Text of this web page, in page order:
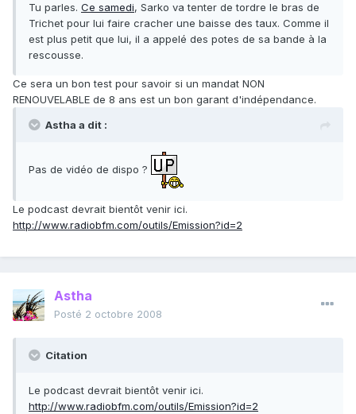
Tu parles. Ce samedi, Sarko va tenter de tordre le bras de
Trichet pour lui faire cracher une baisse des taux. Comme il
est plus petit que lui, il a appelé des potes de sa bande à la
rescousse.
Ce sera un bon test pour savoir si un mandat NON
RENOUVELABLE de 8 ans est un bon garant d'indépendance.
Astha a dit :
Pas de vidéo de dispo ?
Le podcast devrait bientôt venir ici.
http://www.radiobfm.com/outils/Emission?id=2
Astha
Posté 2 octobre 2008
Citation
Le podcast devrait bientôt venir ici.
http://www.radiobfm.com/outils/Emission?id=2